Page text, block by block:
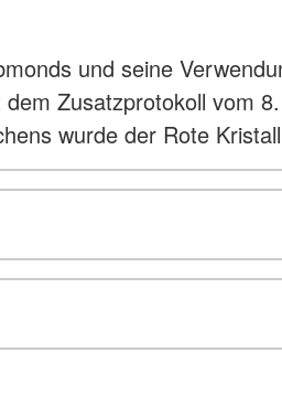
und seine
Zusatzprotokoll vom
wurde der Rote